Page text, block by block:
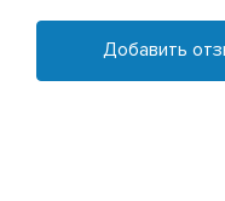
Добавить